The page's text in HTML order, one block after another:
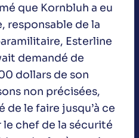
que Kornbluh a eu
responsable de la
Esterline
demandé de
dollars de son
non précisées,
de le faire jusqu’à ce
le chef de la sécurité